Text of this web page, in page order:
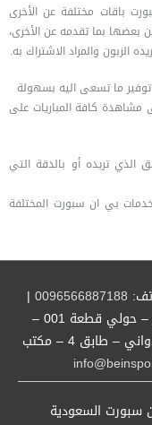
باقات مختلفة عن الأخرى
بما تقدمه عن الأخرى،
والمراد الاشتراك به.
ما تسعى اليه بسهولة
مشاهدة كافة المباريات على
الذي تريده أو بالدقة التي
بي ان سبورت المختلفة
0096566887188
|
السجل التجاري: 371726 | العنوان: حولي – حولي قطعة 001 –
شارع 17 – مبنى منيرة عبدالعزيز أحمد العدواني – طابق 4 – مكتب
سبورت السعودية